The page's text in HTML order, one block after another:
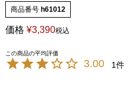
商品番号 h61012
価格 ¥3,390税込
3.00 1